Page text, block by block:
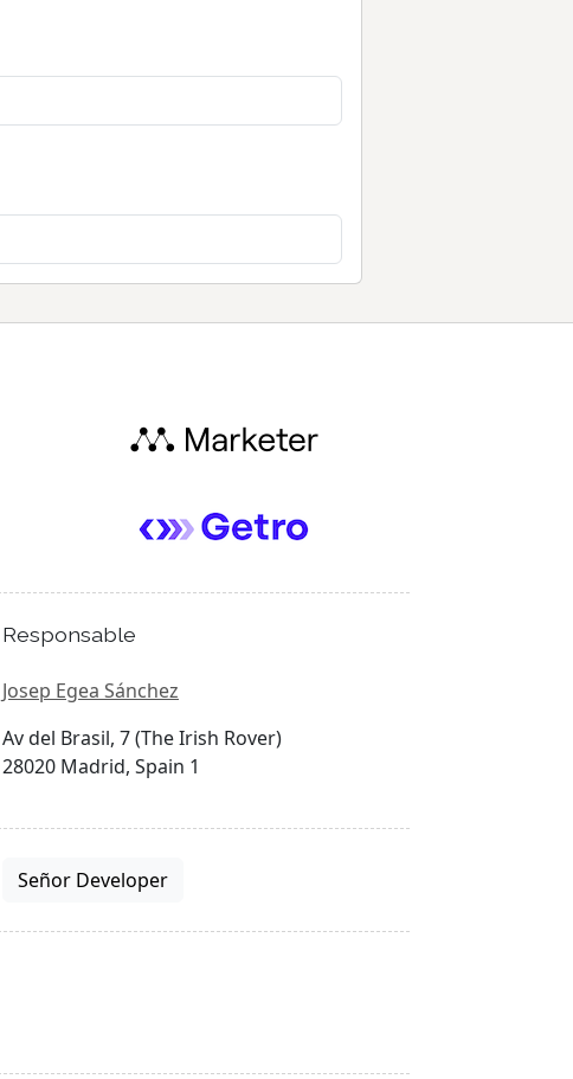
Responsable
Josep Egea Sánchez
Av del Brasil, 7 (The Irish Rover)
28020 Madrid, Spain 1
Señor Developer